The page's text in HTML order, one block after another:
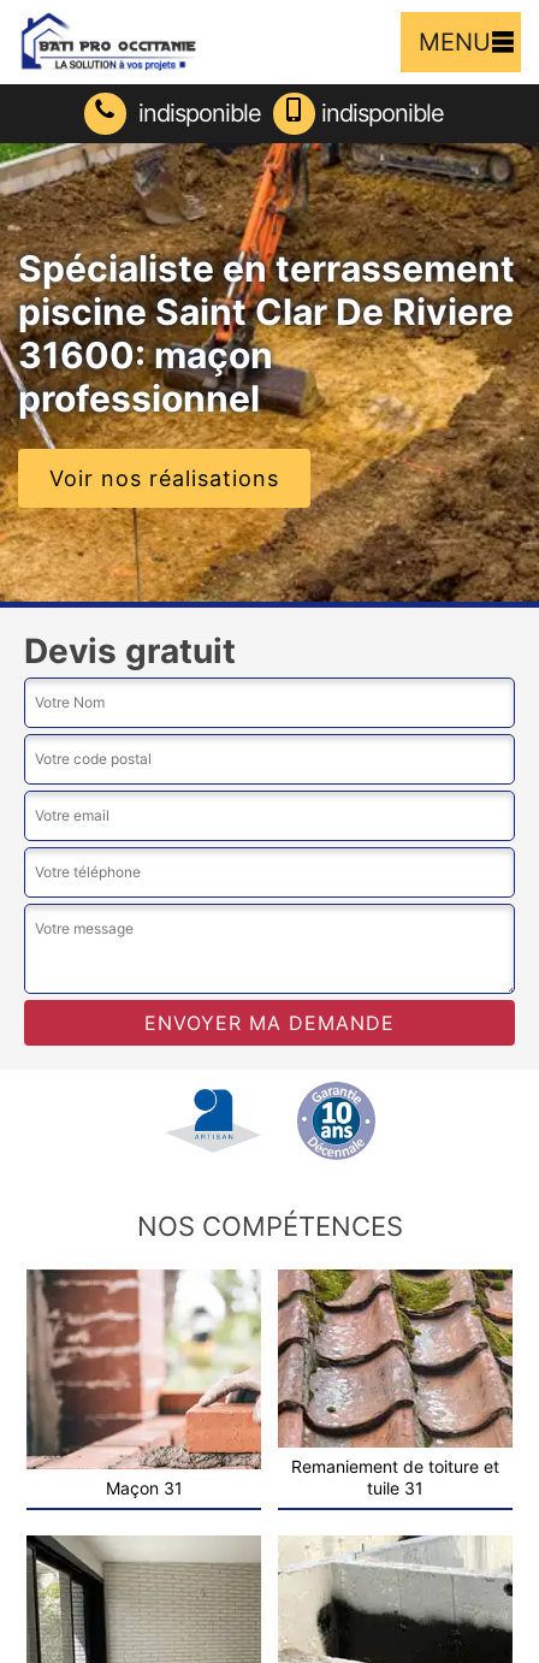
MENU
indisponible indisponible
Spécialiste en terrassement
piscine Saint Clar De Riviere
31600: maçon
professionnel
Voir nos réalisations
Devis gratuit
NOS COMPÉTENCES
Maçon 31
Remaniement de toiture et
tuile 31